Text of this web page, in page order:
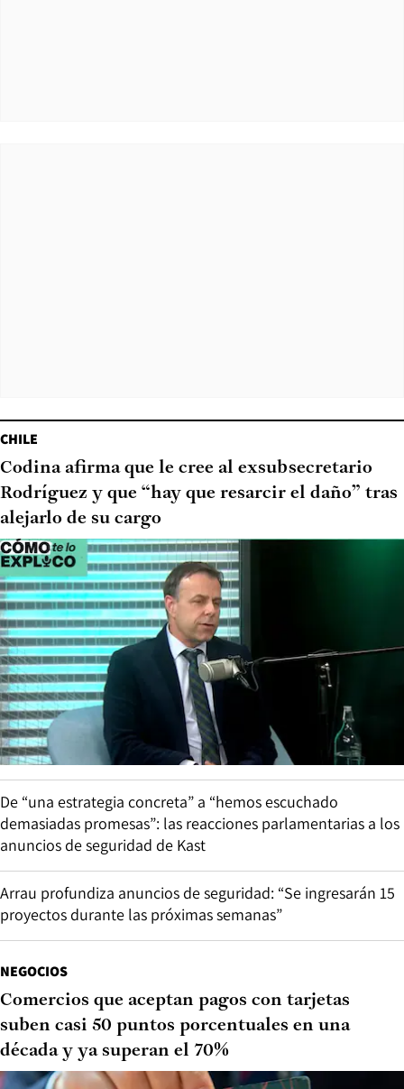
CHILE
Codina afirma que le cree al exsubsecretario
Rodríguez y que “hay que resarcir el daño” tras
alejarlo de su cargo
De “una estrategia concreta” a “hemos escuchado
demasiadas promesas”: las reacciones parlamentarias a los
anuncios de seguridad de Kast
Arrau profundiza anuncios de seguridad: “Se ingresarán 15
proyectos durante las próximas semanas”
NEGOCIOS
Comercios que aceptan pagos con tarjetas
suben casi 50 puntos porcentuales en una
década y ya superan el 70%